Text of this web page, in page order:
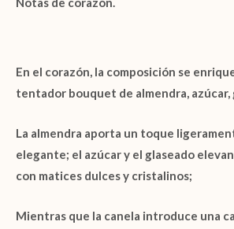
En el corazón, la composición se
tentador bouquet de almendra,
La almendra aporta un toque
elegante; el azúcary el glaseado
con matices dulces y cristalinos;
Mientras que la canela introduce una